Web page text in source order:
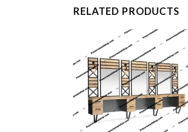
RELATED PRODUCTS